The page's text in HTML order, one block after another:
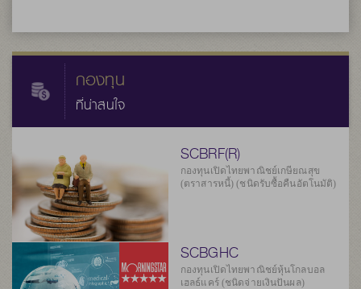
กองทุน
ที่น่าสนใจ
SCBRF(R)
กองทุนเปิดไทยพาณิชย์เกษียณสุข
(ตราสารหนี้) (ชนิดรับซื้อคืนอัตโนมัติ)
SCBGHC
กองทุนเปิดไทยพาณิชย์หุ้นโกลบอล
เฮลธ์แคร์ (ชนิดจ่ายเงินปันผล)